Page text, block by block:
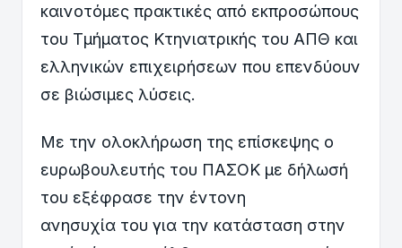
καινοτόμες πρακτικές από εκπροσώπους
του Τμήματος Κτηνιατρικής του ΑΠΘ και
ελληνικών επιχειρήσεων που επενδύουν
σε βιώσιμες λύσεις.
Με την ολοκλήρωση της επίσκεψης ο
ευρωβουλευτής του ΠΑΣΟΚ με δήλωσή
του εξέφρασε την έντονη
ανησυχία του για την κατάσταση στην